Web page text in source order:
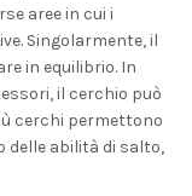
aree in cui i
Singolarmente, il
in equilibrio. In
il cerchio può
cerchi permettono
delle abilità di salto,